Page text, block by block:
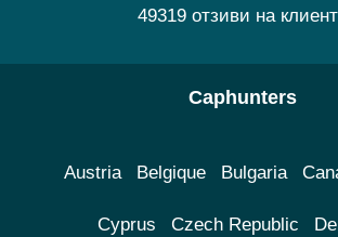
49319 отзиви на
Caphunters
Austria Belgique Bulgaria
Cyprus Czech Republic